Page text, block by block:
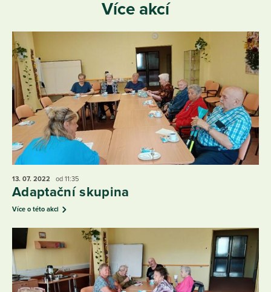
Více akcí
13. 07. 2022 od 11:35
Adaptační skupina
Více o této akci